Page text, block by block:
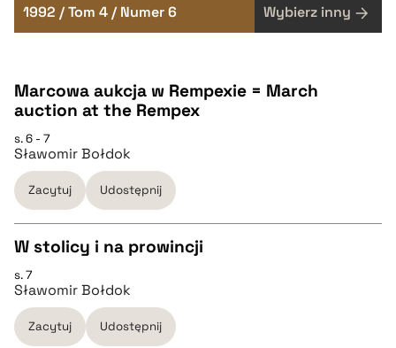
1992 / Tom 4 / Numer 6 Wybierz inny
Marcowa aukcja w Rempexie = March
auction at the Rempex
s. 6 - 7
Sławomir Bołdok
Zacytuj Udostępnij
CZYSTY TEKST
pobierz cytat
W stolicy i na prowincji
s. 7
Sławomir Bołdok
Zacytuj Udostępnij